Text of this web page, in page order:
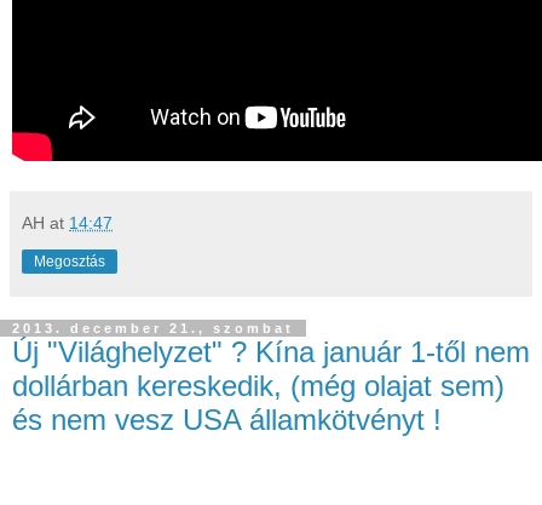
AH at 14:47
Megosztás
2013. december 21., szombat
Új "Világhelyzet" ? Kína január 1-től nem
dollárban kereskedik, (még olajat sem)
és nem vesz USA államkötvényt !